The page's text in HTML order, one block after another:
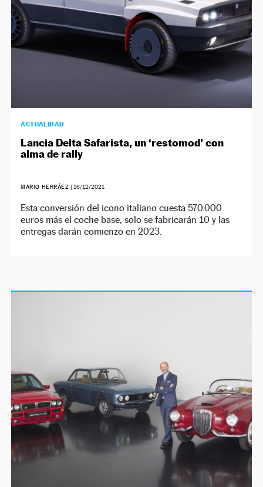
ACTUALIDAD
Lancia Delta Safarista, un ‘restomod’ con
alma de rally
MARIO HERRÁEZ | 16/12/2021
Esta conversión del icono italiano cuesta 570.000
euros más el coche base, solo se fabricarán 10 y las
entregas darán comienzo en 2023.